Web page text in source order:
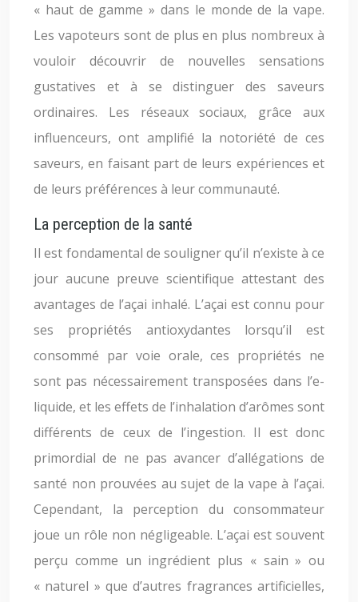
« haut de gamme » dans le monde de la vape.
Les vapoteurs sont de plus en plus nombreux à
vouloir découvrir de nouvelles sensations
gustatives et à se distinguer des saveurs
ordinaires. Les réseaux sociaux, grâce aux
influenceurs, ont amplifié la notoriété de ces
saveurs, en faisant part de leurs expériences et
de leurs préférences à leur communauté.
La perception de la santé
Il est fondamental de souligner qu’il n’existe à ce
jour aucune preuve scientifique attestant des
avantages de l’açai inhalé. L’açai est connu pour
ses propriétés antioxydantes lorsqu’il est
consommé par voie orale, ces propriétés ne
sont pas nécessairement transposées dans l’e-
liquide, et les effets de l’inhalation d’arômes sont
différents de ceux de l’ingestion. Il est donc
primordial de ne pas avancer d’allégations de
santé non prouvées au sujet de la vape à l’açai.
Cependant, la perception du consommateur
joue un rôle non négligeable. L’açai est souvent
perçu comme un ingrédient plus « sain » ou
« naturel » que d’autres fragrances artificielles,